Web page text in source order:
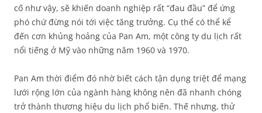
cố như vậy, sẽ khiến doanh nghiệp rất “đau đầu” để ứng
phó chứ đừng nói tới việc tăng trưởng. Cụ thể có thể kể
đến cơn khủng hoảng của Pan Am, một công ty du lịch rất
nổi tiếng ở Mỹ vào những năm 1960 và 1970.
Pan Am thời điểm đó nhờ biết cách tận dụng triệt để mạng
lưới rộng lớn của ngành hàng không nên đã nhanh chóng
trở thành thương hiệu du lịch phổ biến. Thế nhưng, thử